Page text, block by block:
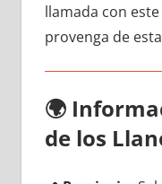
llamada сοn
provenga dе
🌍
dе los